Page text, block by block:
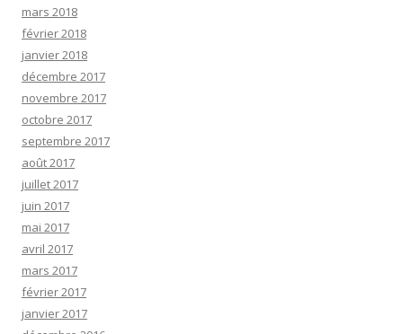
mars 2018
février 2018
janvier 2018
décembre 2017
novembre 2017
octobre 2017
septembre 2017
août 2017
juillet 2017
juin 2017
mai 2017
avril 2017
mars 2017
février 2017
janvier 2017